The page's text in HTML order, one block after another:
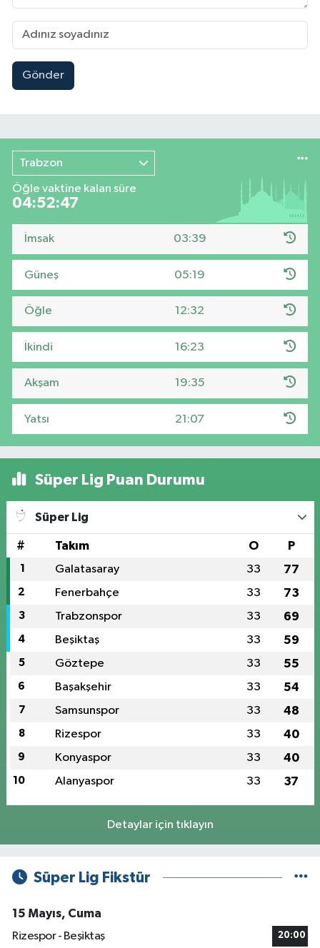
Gönder
Trabzon
Öğle vaktine kalan süre
04:52:46
İmsak 03:39
Güneş 05:19
Öğle 12:32
İkindi 16:23
Akşam 19:35
Yatsı 21:07
Süper Lig Puan Durumu
Süper Lig
# Takım O P
1 Galatasaray 33 77
2 Fenerbahçe 33 73
3 Trabzonspor 33 69
4 Beşiktaş 33 59
5 Göztepe 33 55
6 Başakşehir 33 54
7 Samsunspor 33 48
8 Rizespor 33 40
9 Konyaspor 33 40
10 Alanyaspor 33 37
Detaylar için tıklayın
Süper Lig Fikstür
15 Mayıs, Cuma
Rizespor - Beşiktaş
20:00